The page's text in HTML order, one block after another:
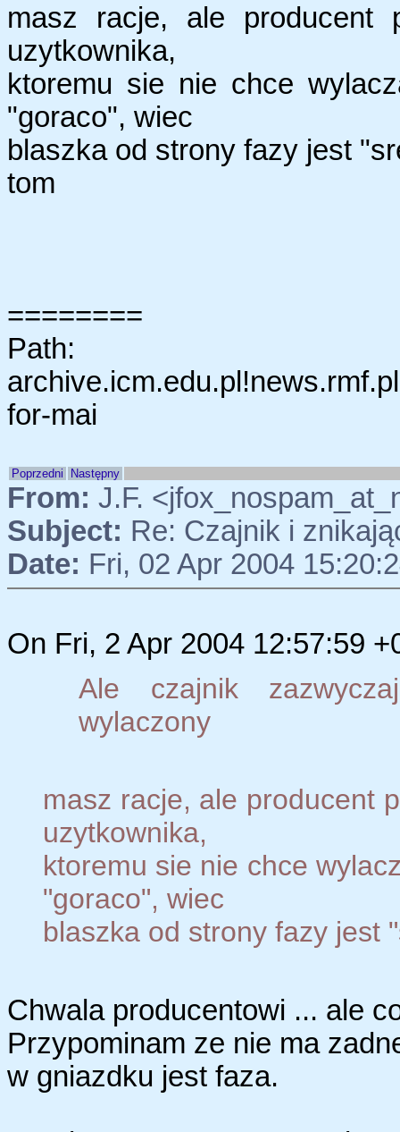
masz racje, ale producent
uzytkownika,
ktoremu sie nie chce
"goraco", wiec
blaszka od strony fazy jest
tom
========
for-mai
Poprzedni Następny
From: J.F.
Subject: Re: Czajnik i
Date: Fri, 02 Apr 2004
On Fri, 2 Apr 2004 12:57:59
Ale czajnik
wylaczony
masz racje, ale producent
uzytkownika,
ktoremu sie nie chce
"goraco", wiec
blaszka od strony fazy jest
Chwala producentowi ... ale
Przypominam ze nie ma
w gniazdku jest faza.